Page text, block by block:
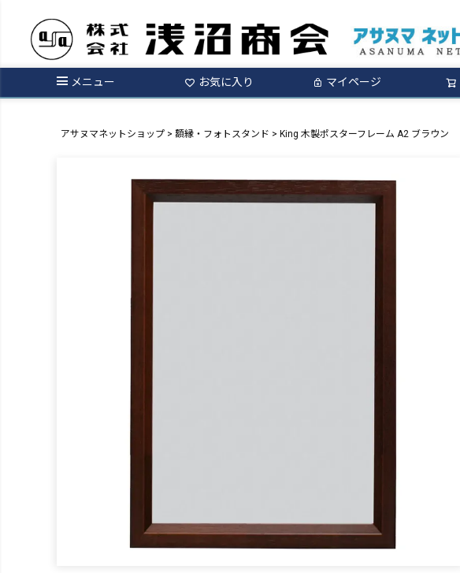
メニュー お気に入り マイページ
アサヌマネットショップ 額縁・フォトスタンド King 木製ポスターフレーム A2 ブラウン